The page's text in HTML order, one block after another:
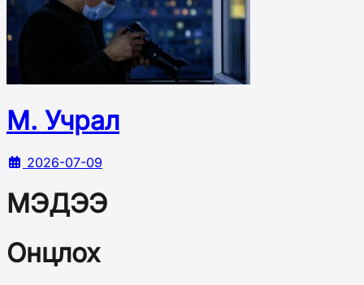
М. Учрал
2026-07-09
МЭДЭЭ
Онцлох